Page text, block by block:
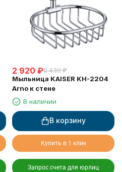
2 920 ₽6 430 ₽
Мыльница KAISER KH-2204
Arno к стене
В наличии
В корзину
Купить в 1 клик
Запрос счета для юрлиц